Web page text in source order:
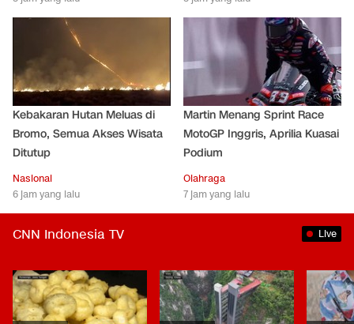
Kebakaran Hutan Meluas di
Bromo, Semua Akses Wisata
Ditutup
Nasional
6 jam yang lalu
Martin Menang Sprint Race
MotoGP Inggris, Aprilia Kuasai
Podium
Olahraga
7 jam yang lalu
CNN Indonesia TV Live